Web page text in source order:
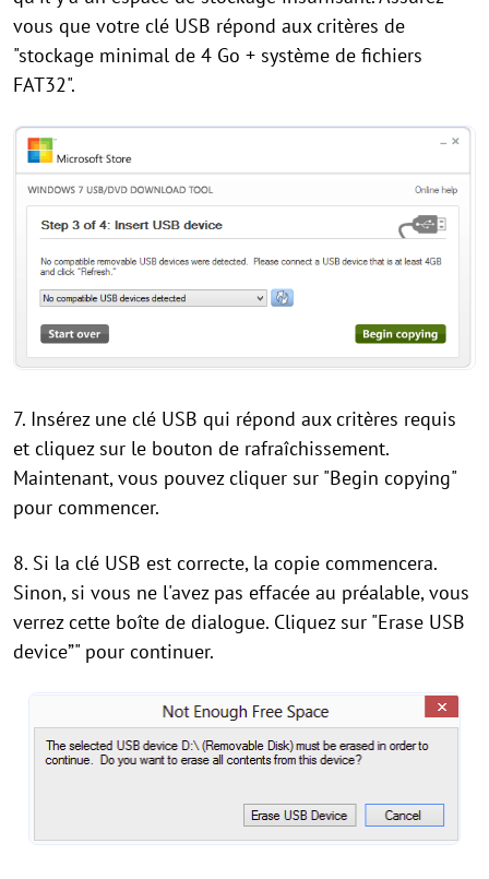
vous que votre clé USB répond aux critères de
"stockage minimal de 4 Go + système de fichiers
FAT32".
7. Insérez une clé USB qui répond aux critères requis
et cliquez sur le bouton de rafraîchissement.
Maintenant, vous pouvez cliquer sur "Begin copying"
pour commencer.
8. Si la clé USB est correcte, la copie commencera.
Sinon, si vous ne l'avez pas effacée au préalable, vous
verrez cette boîte de dialogue. Cliquez sur "Erase USB
device”" pour continuer.